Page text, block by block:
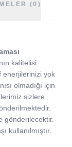
(0)
kalitelisi
enerjilerinizi yok
olmadığı için
sizlere
gönderilecektir.
kullanılmıştır.